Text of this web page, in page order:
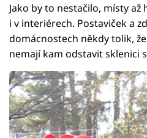
Jako by to nestačilo, místy
i v interiérech. Postaviček a
domácnostech někdy tolik,
nemají kam odstavit sklenici